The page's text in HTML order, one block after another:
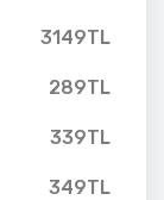
3149TL
289TL
339TL
349TL